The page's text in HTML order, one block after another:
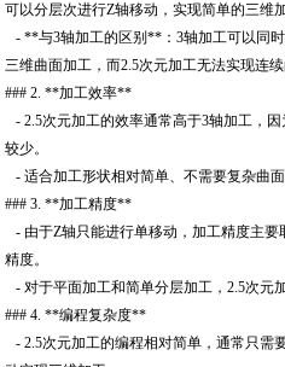
可以分层次进行Z轴移动，实现简单的三维加
- **与3轴加工的区别**：3轴加工可以同
三维曲面加工，而2.5次元加工无法实现连续
### 2. **加工效率**
- 2.5次元加工的效率通常高于3轴加工，
较少。
- 适合加工形状相对简单、不需要复杂曲面
### 3. **加工精度**
- 由于Z轴只能进行单移动，加工精度主
精度。
- 对于平面加工和简单分层加工，2.5次元
### 4. **编程复杂度**
- 2.5次元加工的编程相对简单，通常只需